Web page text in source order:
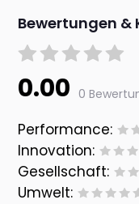
Bewertungen
0.00 0
Performance:
Innovation:
Gesellschaft:
Umwelt: